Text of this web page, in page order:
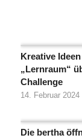
Kreative
„Lernraum“
Challenge
14. Februar 2024
Die bertha